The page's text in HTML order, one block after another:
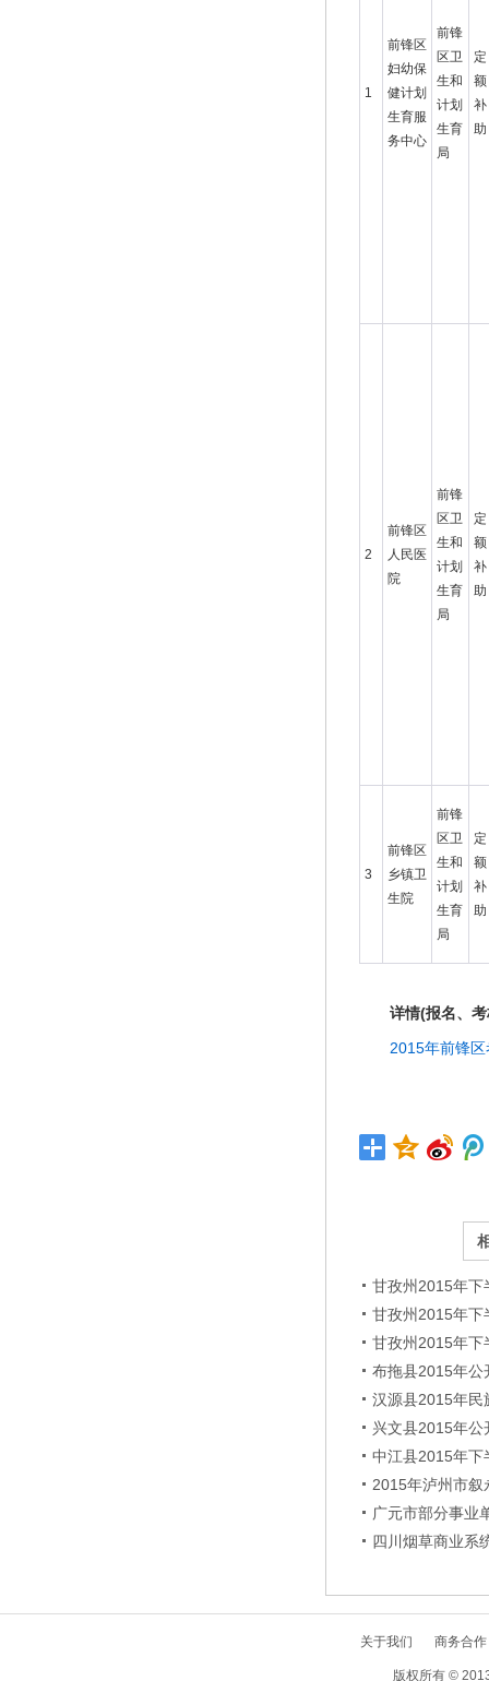
1
前锋区
妇幼保
健计划
生育服
务中心
前锋
区卫
生和
计划
生育
局
定
额
补
助
2
前锋区
人民医
院
前锋
区卫
生和
计划
生育
局
定
额
补
助
3
前锋区
乡镇卫
生院
前锋
区卫
生和
计划
生育
局
定
额
补
助
详情(报名、
2015年前锋
甘孜州2015年下
甘孜州2015年下
甘孜州2015年下
布拖县2015年公
汉源县2015年民
兴文县2015年公
中江县2015年下
2015年泸州市叙
广元市部分事业
四川烟草商业系
关于我们 商务合作
版权所有 ©